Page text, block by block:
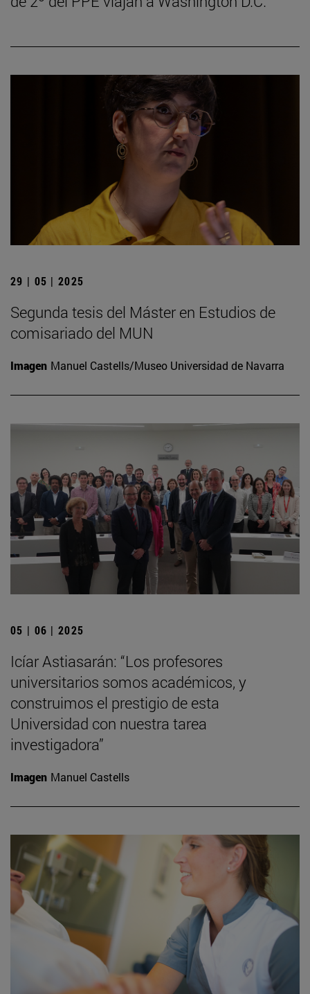
29 | 05 | 2025
Segunda tesis del Máster en Estudios de
comisariado del MUN
Imagen Manuel Castells/Museo Universidad de Navarra
05 | 06 | 2025
Icíar Astiasarán: “Los profesores
universitarios somos académicos, y
construimos el prestigio de esta
Universidad con nuestra tarea
investigadora”
Imagen Manuel Castells